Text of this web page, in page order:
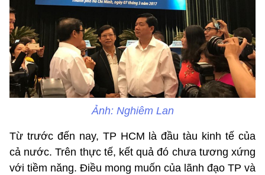
Ảnh: Nghiêm Lan
Từ trước đến nay, TP HCM là đầu tàu kinh tế của
cả nước. Trên thực tế, kết quả đó chưa tương xứng
với tiềm năng. Điều mong muốn của lãnh đạo TP và